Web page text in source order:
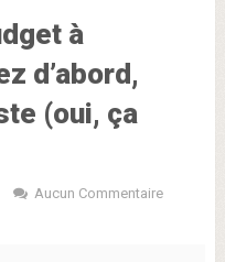
à
d’abord,
(oui, ça
Aucun Commentaire